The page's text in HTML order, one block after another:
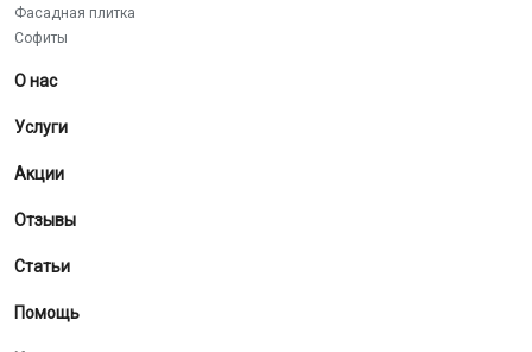
Фасадная плитка
Софиты
О нас
Услуги
Акции
Отзывы
Статьи
Помощь